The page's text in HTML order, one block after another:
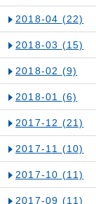
2018-04 (22)
2018-03 (15)
2018-02 (9)
2018-01 (6)
2017-12 (21)
2017-11 (10)
2017-10 (11)
2017-09 (11)